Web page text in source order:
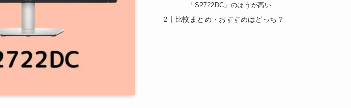
「S2722DC」のほうが高い
比較まとめ・おすすめはどっち？